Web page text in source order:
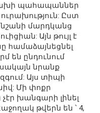
պահապաններ
ուրախություն: Ըստ
նշանի մարդկանց
Այն թույլ է
համաձայնեցնել
են ընդունում
նրանք
Այս տիպի
Մի փոքր
խանգարի լինել
թվերն են ՝ 4,